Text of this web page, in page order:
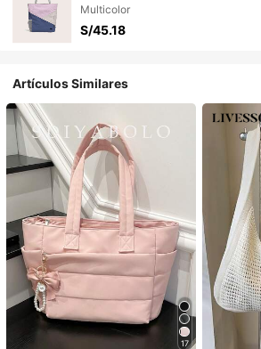
patchwork, adecuado para
estudiantes universitarios
Multicolor
S/45.18
Artículos Similares
17